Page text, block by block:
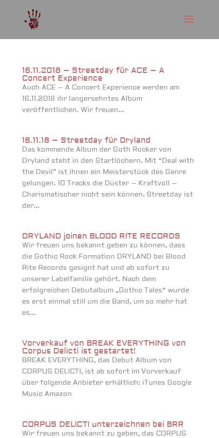
16.11.2018 – Streetday für ACE – A
Concert Experience
Auch ACE – A Concert Experience werden am
16.11.2018 ihr langersehntes Album
veröffentlichen. Wir freuen...
16.11.18 – Streetday für Dryland
Das kommende Album der Goth Rocker von
Dryland steht in den Startlöchern. Mit “Deal with
the Devil” ist ihnen ein Meisterstück des Genre
gelungen. 10 Tracks die Düster – Kraftvoll –
Charismatischer nicht sein können. Streetday ist
der...
DRYLAND joinen BLOOD RITE RECORDS
Wir freuen uns bekannt geben zu können, dass
die Gothic Rock Formation DRYLAND bei Blood
Rite Records gesignt hat und ab sofort zu
unserer Labelfamilie gehört. Nach dem
erfolgreichen Debutalbum „Gothic Tales“ wurde
es erst einmal still um die Band, um so mehr hat
es...
Vorverkauf von BREAK EVERYTHING von
Corpus Delicti ist gestartet!
BREAK EVERYTHING, das Debut Album von
CORPUS DELICTI, ist ab sofort im Vorverkauf
über folgende Anbieter erhältlich: iTunes Google
Music Amazon
CORPUS DELICTI unterzeichnen bei BRR
Wir freuen uns bekannt zu geben, das CORPUS